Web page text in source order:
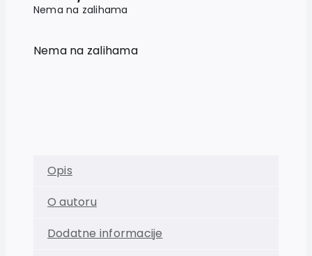
Nema na zalihama
Nema na zalihama
Opis
O autoru
Dodatne informacije